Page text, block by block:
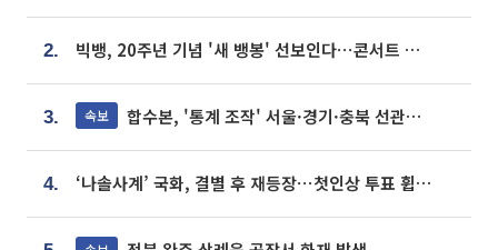
2. 빅뱅, 20주년 기념 '새 뱅봉' 선보인다⋯콘서트 앞두고 팝업 개최
3. 속보 합수본, '통계 조작' 서울·경기·충북 선관위 등 추가 압수수색
4. ‘나솔사계’ 국화, 결별 후 재등장⋯첫인상 투표 휩쓸고 ‘인기녀’ 등극